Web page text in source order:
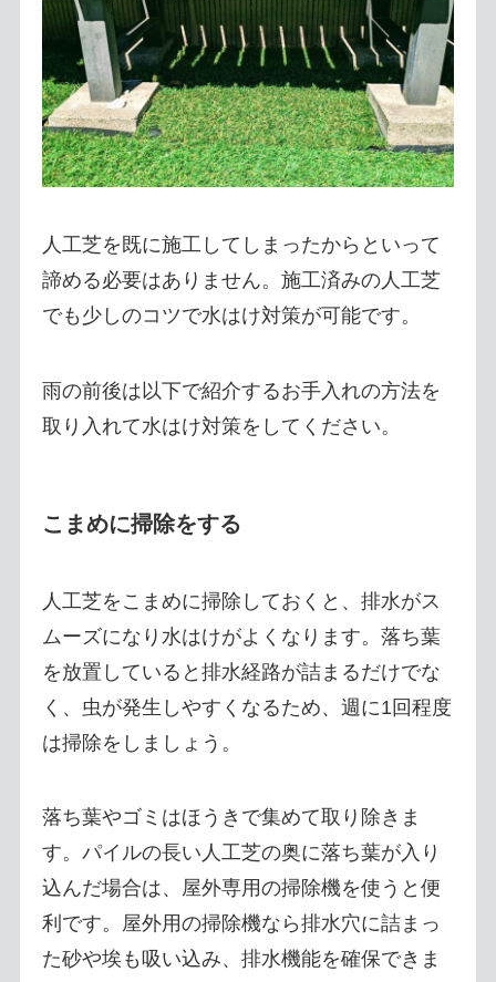
人工芝を既に施工してしまったからといって
諦める必要はありません。施工済みの人工芝
でも少しのコツで水はけ対策が可能です。
雨の前後は以下で紹介するお手入れの方法を
取り入れて水はけ対策をしてください。
こまめに掃除をする
人工芝をこまめに掃除しておくと、排水がス
ムーズになり水はけがよくなります。落ち葉
を放置していると排水経路が詰まるだけでな
く、虫が発生しやすくなるため、週に1回程度
は掃除をしましょう。
落ち葉やゴミはほうきで集めて取り除きま
す。パイルの長い人工芝の奥に落ち葉が入り
込んだ場合は、屋外専用の掃除機を使うと便
利です。屋外用の掃除機なら排水穴に詰まっ
た砂や埃も吸い込み、排水機能を確保できま